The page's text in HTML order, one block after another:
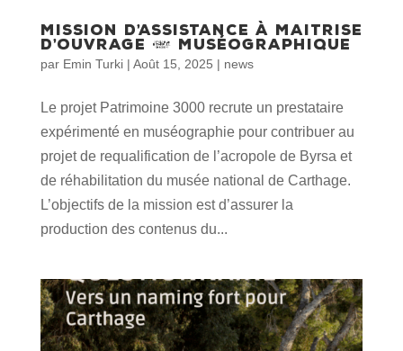
Mission d’assistance à maitrise
d’ouvrage – Muséographique
par Emin Turki| Août 15, 2025 | news
Le projet Patrimoine 3000 recrute un prestataire
expérimenté en muséographie pour contribuer au
projet de requalification de l’acropole de Byrsa et
de réhabilitation du musée national de Carthage.
L’objectifs de la mission est d’assurer la
production des contenus du...